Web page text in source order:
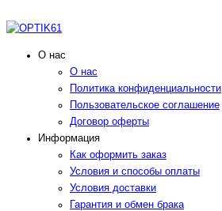
О нас
О нас
Политика конфиденциальности
Пользовательское соглашение
Договор оферты
Информация
Как оформить заказ
Условия и способы оплаты
Условия доставки
Гарантия и обмен брака